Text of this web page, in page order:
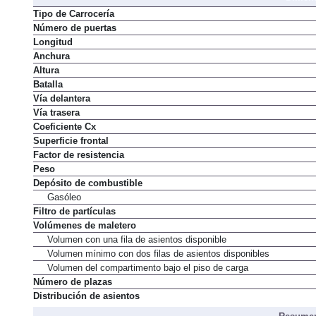
Tipo de Carrocería
Número de puertas
Longitud
Anchura
Altura
Batalla
Vía delantera
Vía trasera
Coeficiente Cx
Superficie frontal
Factor de resistencia
Peso
Depósito de combustible
Gasóleo
Filtro de partículas
Volúmenes de maletero
Volumen con una fila de asientos disponible
Volumen mínimo con dos filas de asientos disponibles
Volumen del compartimento bajo el piso de carga
Número de plazas
Distribución de asientos